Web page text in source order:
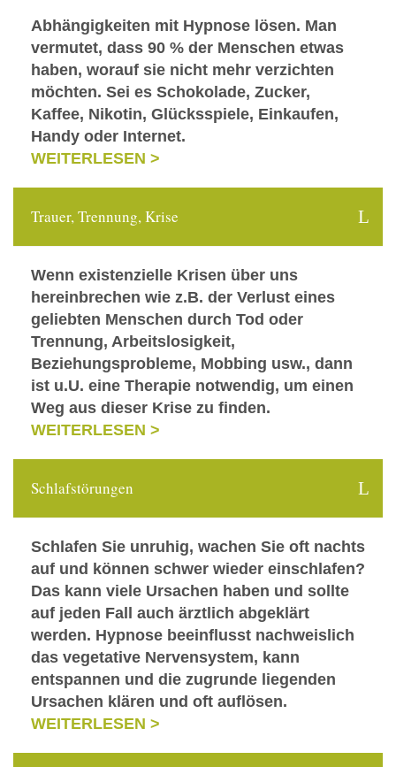
Abhängigkeiten mit Hypnose lösen. Man
vermutet, dass 90 % der Menschen etwas
haben, worauf sie nicht mehr verzichten
möchten. Sei es Schokolade, Zucker,
Kaffee, Nikotin, Glücksspiele, Einkaufen,
Handy oder Internet.
WEITERLESEN >
Trauer, Trennung, Krise
Wenn existenzielle Krisen über uns
hereinbrechen wie z.B. der Verlust eines
geliebten Menschen durch Tod oder
Trennung, Arbeitslosigkeit,
Beziehungsprobleme, Mobbing usw., dann
ist u.U. eine Therapie notwendig, um einen
Weg aus dieser Krise zu finden.
WEITERLESEN >
Schlafstörungen
Schlafen Sie unruhig, wachen Sie oft nachts
auf und können schwer wieder einschlafen?
Das kann viele Ursachen haben und sollte
auf jeden Fall auch ärztlich abgeklärt
werden. Hypnose beeinflusst nachweislich
das vegetative Nervensystem, kann
entspannen und die zugrunde liegenden
Ursachen klären und oft auflösen.
WEITERLESEN >